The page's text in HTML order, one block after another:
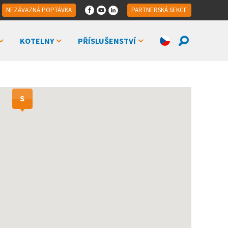
NEZÁVAZNÁ POPTÁVKA PARTNERSKÁ SEKCE
KOTELNY PŘÍSLUŠENSTVÍ